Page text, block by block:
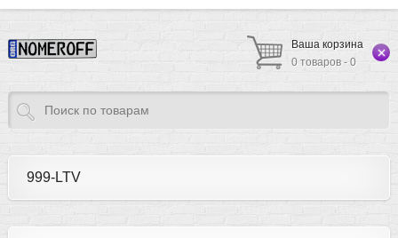
Ваша корзина
0 товаров - 0
999-LTV